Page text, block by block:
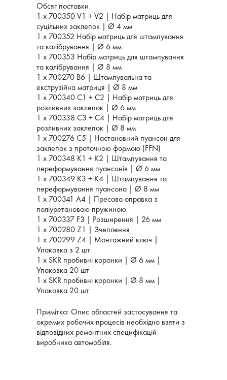
Обсяг поставки
1 x 700350 V1 + V2 | Набір матриць для
суцільних заклепок | Ø 4 мм
1 x 700352 Набір матриць для штампування
та калібрування | Ø 6 мм
1 x 700353 Набір матриць для штампування
та калібрування | Ø 8 мм
1 x 700270 B6 | Штампувальна та
екструзійна матриця | Ø 8 мм
1 x 700340 C1 + C2 | Набір матриць для
розливних заклепок | Ø 6 мм
1 x 700338 C3 + C4 | Набір матриць для
розливних заклепок | Ø 8 мм
1 x 700276 C5 | Настановний пуансон для
заклепок з проточною формою (FFN)
1 x 700348 K1 + K2 | Штампування та
переформування пуансонів | Ø 6 мм
1 x 700349 K3 + K4 | Штампування та
переформування пуансона | Ø 8 мм
1 x 700341 A4 | Пресова оправка з
поліуретановою пружиною
1 x 700337 F3 | Розширення | 26 мм
1 x 700280 Z1 | Зчеплення
1 x 700299 Z4 | Монтажний ключ |
Упаковка з 2 шт
1 х SKR пробивні коронки | Ø 6 мм |
Упаковка 20 шт
1 х SKR пробивні коронки | Ø 8 мм |
Упаковка 20 шт
Примітка: Опис областей застосування та
окремих робочих процесів необхідно взяти з
відповідних ремонтних специфікацій
виробника автомобіля.